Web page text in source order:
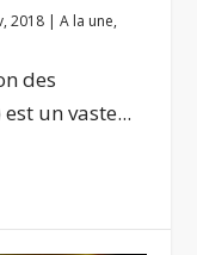
2018 |A la une,
des
un vaste...